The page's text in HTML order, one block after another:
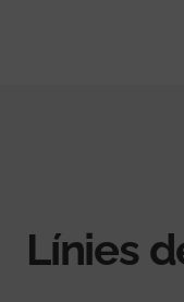
Línies